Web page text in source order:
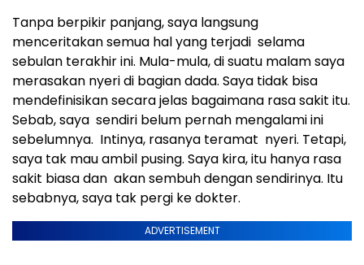
Tanpa berpikir panjang, saya langsung
menceritakan semua hal yang terjadi selama
sebulan terakhir ini. Mula-mula, di suatu malam saya
merasakan nyeri di bagian dada. Saya tidak bisa
mendefinisikan secara jelas bagaimana rasa sakit itu.
Sebab, saya sendiri belum pernah mengalami ini
sebelumnya. Intinya, rasanya teramat nyeri. Tetapi,
saya tak mau ambil pusing. Saya kira, itu hanya rasa
sakit biasa dan akan sembuh dengan sendirinya. Itu
sebabnya, saya tak pergi ke dokter.
ADVERTISEMENT